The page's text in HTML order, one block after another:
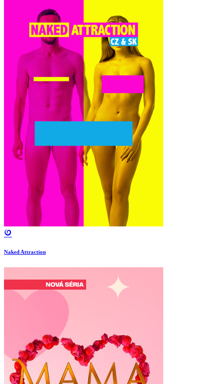
Naked Attraction